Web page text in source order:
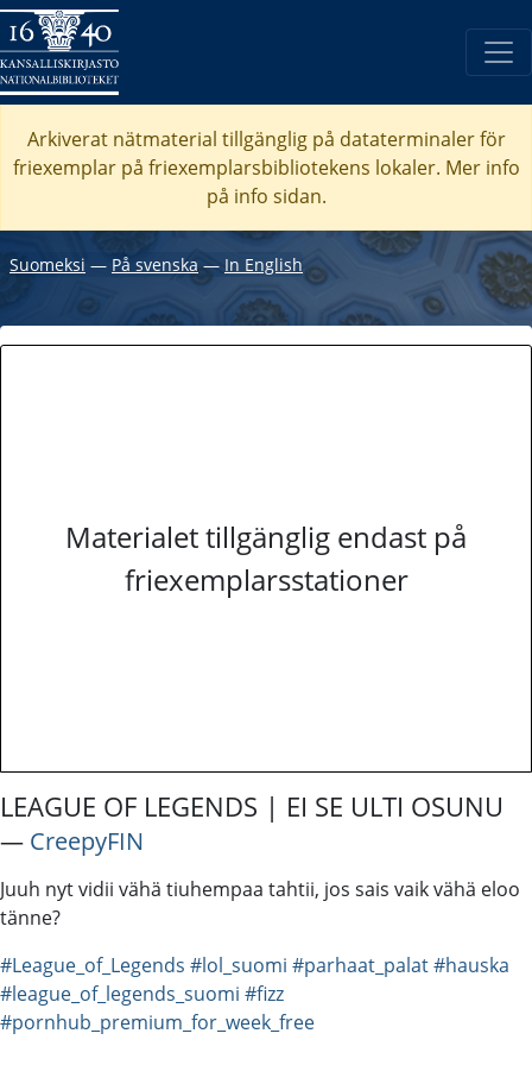
Arkiverat nätmaterial tillgänglig på dataterminaler för
friexemplar på friexemplarsbibliotekens lokaler. Mer info
på info sidan.
Suomeksi ― På svenska― In English
Materialet tillgänglig endast på
friexemplarsstationer
LEAGUE OF LEGENDS | EI SE ULTI OSUNU
― CreepyFIN
Juuh nyt vidii vähä tiuhempaa tahtii, jos sais vaik vähä eloo
tänne?
#League_of_Legends #lol_suomi #parhaat_palat#hauska
#league_of_legends_suomi #fizz
#pornhub_premium_for_week_free